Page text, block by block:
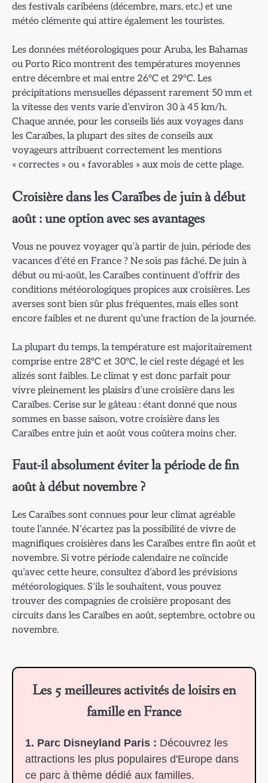
des festivals caribéens (décembre, mars, etc.) et une
météo clémente qui attire également les touristes.
Les données météorologiques pour Aruba, les Bahamas
ou Porto Rico montrent des températures moyennes
entre décembre et mai entre 26°C et 29°C. Les
précipitations mensuelles dépassent rarement 50 mm et
la vitesse des vents varie d’environ 30 à 45 km/h.
Chaque année, pour les conseils liés aux voyages dans
les Caraïbes, la plupart des sites de conseils aux
voyageurs attribuent correctement les mentions
« correctes » ou « favorables » aux mois de cette plage.
Croisière dans les Caraïbes de juin à début
août : une option avec ses avantages
Vous ne pouvez voyager qu’à partir de juin, période des
vacances d’été en France ? Ne sois pas fâché. De juin à
début ou mi-août, les Caraïbes continuent d’offrir des
conditions météorologiques propices aux croisières. Les
averses sont bien sûr plus fréquentes, mais elles sont
encore faibles et ne durent qu’une fraction de la journée.
La plupart du temps, la température est majoritairement
comprise entre 28°C et 30°C, le ciel reste dégagé et les
alizés sont faibles. Le climat y est donc parfait pour
vivre pleinement les plaisirs d’une croisière dans les
Caraïbes. Cerise sur le gâteau : étant donné que nous
sommes en basse saison, votre croisière dans les
Caraïbes entre juin et août vous coûtera moins cher.
Faut-il absolument éviter la période de fin
août à début novembre ?
Les Caraïbes sont connues pour leur climat agréable
toute l’année. N’écartez pas la possibilité de vivre de
magnifiques croisières dans les Caraïbes entre fin août et
novembre. Si votre période calendaire ne coïncide
qu’avec cette heure, consultez d’abord les prévisions
météorologiques. S’ils le souhaitent, vous pouvez
trouver des compagnies de croisière proposant des
circuits dans les Caraïbes en août, septembre, octobre ou
novembre.
Les 5 meilleures activités de loisirs en
famille en France
1. Parc Disneyland Paris : Découvrez les
attractions les plus populaires d'Europe dans
ce parc à thème dédié aux familles.